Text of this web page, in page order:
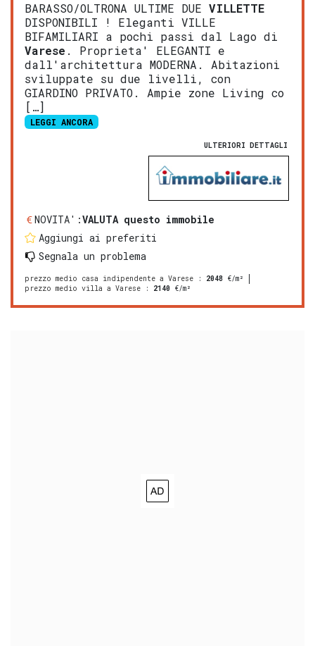
BARASSO/OLTRONA ULTIME DUE VILLETTE
DISPONIBILI ! Eleganti VILLE
BIFAMILIARI a pochi passi dal Lago di
Varese . Proprieta' ELEGANTI e
dall'architettura MODERNA. Abitazioni
sviluppate su due livelli, con
GIARDINO PRIVATO. Ampie zone Living co
[…]
LEGGI ANCORA
ULTERIORI DETTAGLI
NOVITA':VALUTA questo immobile
Aggiungi ai preferiti
Segnala un problema
prezzo medio casa indipendente a Varese : 2048 €/m²
prezzo medio villa a Varese : 2140 €/m²